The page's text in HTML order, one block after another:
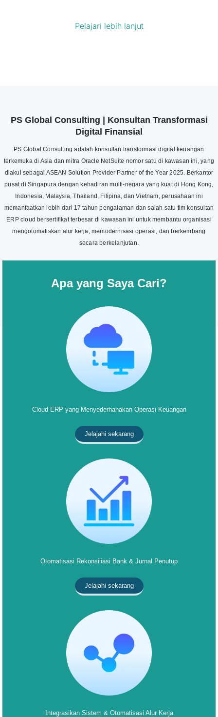
Pelajari lebih lanjut
PS Global Consulting | Konsultan Transformasi
Digital Finansial
PS Global Consulting adalah konsultan transformasi digital keuangan
terkemuka di Asia dan mitra Oracle NetSuite nomor satu di kawasan ini, yang
diakui sebagai ASEAN Solution Provider Partner of the Year 2025. Berkantor
pusat di Singapura dengan kehadiran multi-negara yang kuat di Hong Kong,
Indonesia, Malaysia, Thailand, Filipina, dan Vietnam, perusahaan ini
memanfaatkan lebih dari 17 tahun pengalaman dan salah satu tim konsultan
ERP cloud bersertifikat terbesar di kawasan ini untuk membantu organisasi
mengotomatiskan alur kerja, memodernisasi operasi, dan berkembang
secara berkelanjutan.
Apa yang Saya Cari?
Cloud ERP yang Menyederhanakan Operasi Keuangan
Jelajahi sekarang
Otomatisasi Rekonsiliasi Bank & Jurnal Penutup
Jelajahi sekarang
Integrasikan Sistem & Otomatisasi Alur Kerja